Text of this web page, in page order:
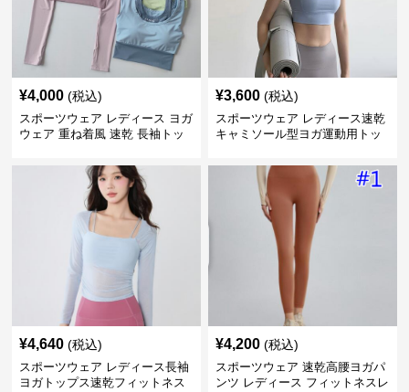
¥4,000 (税込)
スポーツウェア レディース ヨガ
ウェア 重ね着風 速乾 長袖トッ
¥3,600 (税込)
スポーツウェア レディース速乾
キャミソール型ヨガ運動用トッ
¥4,640 (税込)
スポーツウェア レディース長袖
ヨガトップス速乾フィットネス
¥4,200 (税込)
スポーツウェア 速乾高腰ヨガパ
ンツ レディース フィットネスレ